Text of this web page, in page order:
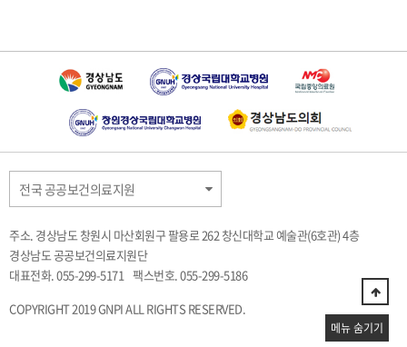
전국 공공보건의료지원
주소. 경상남도 창원시 마산회원구 팔용로 262 창신대학교 예술관(6호관) 4층
경상남도 공공보건의료지원단
대표전화. 055-299-5171 팩스번호. 055-299-5186
COPYRIGHT 2019 GNPI ALL RIGHTS RESERVED.
메뉴 숨기기